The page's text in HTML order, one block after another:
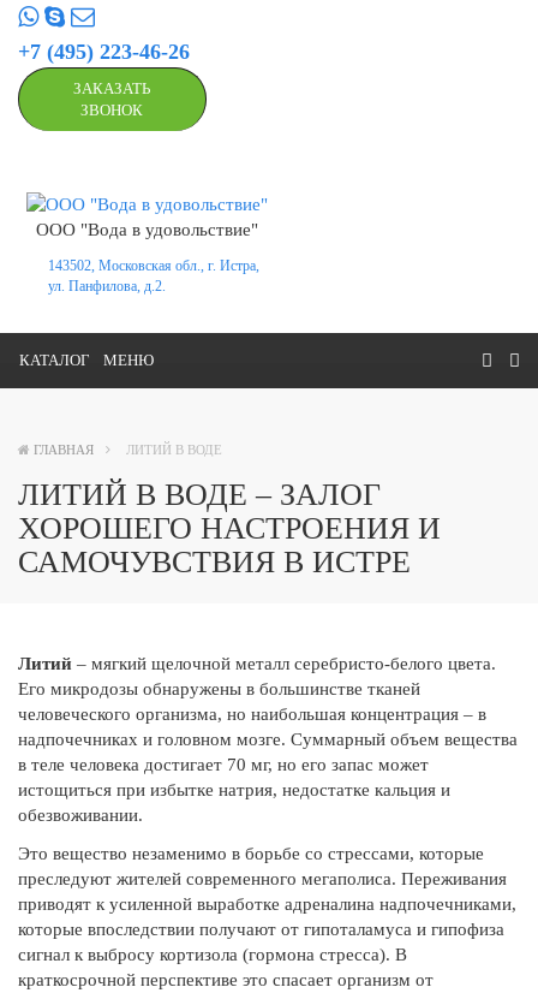
+7 (495) 223-46-26
ЗАКАЗАТЬ
ЗВОНОК
ООО "Вода в удовольствие"
143502, Московская обл., г. Истра,
ул. Панфилова, д.2.
КАТАЛОГ МЕНЮ
ГЛАВНАЯ ЛИТИЙ В ВОДЕ
ЛИТИЙ В ВОДЕ – ЗАЛОГ
ХОРОШЕГО НАСТРОЕНИЯ И
САМОЧУВСТВИЯ В ИСТРЕ
Литий – мягкий щелочной металл серебристо-белого цвета.
Его микродозы обнаружены в большинстве тканей
человеческого организма, но наибольшая концентрация – в
надпочечниках и головном мозге. Суммарный объем вещества
в теле человека достигает 70 мг, но его запас может
истощиться при избытке натрия, недостатке кальция и
обезвоживании.
Это вещество незаменимо в борьбе со стрессами, которые
преследуют жителей современного мегаполиса. Переживания
приводят к усиленной выработке адреналина надпочечниками,
которые впоследствии получают от гипоталамуса и гипофиза
сигнал к выбросу кортизола (гормона стресса). В
краткосрочной перспективе это спасает организм от